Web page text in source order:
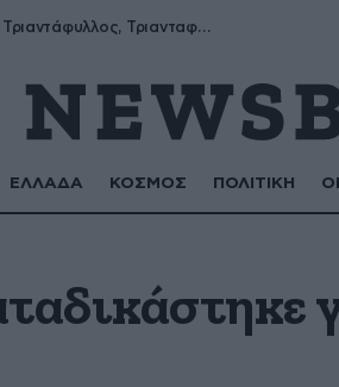
Μύρων, Τριαντάφυλλος, Τριανταφυλλιά, Φυλλιώ, Ρόζα
ΕΛΛΑΔΑ ΚΟΣΜΟΣ ΠΟΛΙΤΙΚΗ